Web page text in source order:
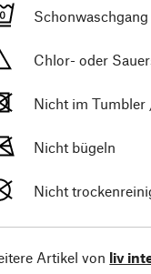
Schonwaschgang
Chlor- oder
Nicht im
Nicht bügeln
Nicht
Artikel von liv